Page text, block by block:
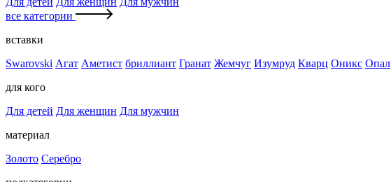
все категории
вставки
Swarovski Агат Аметист бриллиант Гранат Жемчуг Изумруд Кварц Оникс Опал
для кого
Для детей Для женщин Для мужчин
материал
Золото Серебро